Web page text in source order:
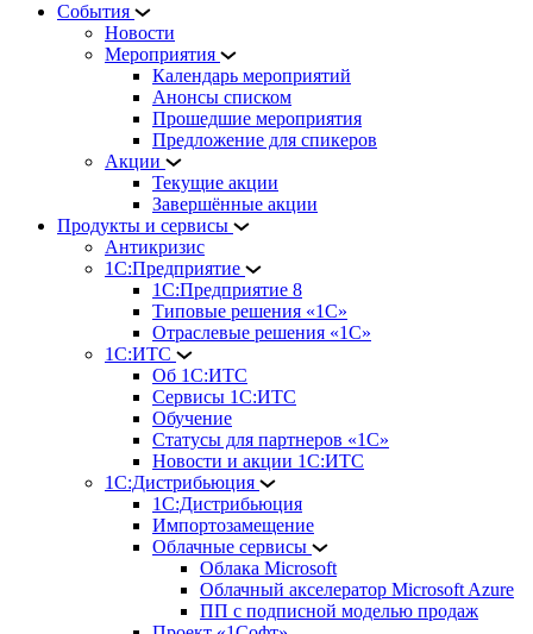
События
Новости
Мероприятия
Календарь мероприятий
Анонсы списком
Прошедшие мероприятия
Предложение для спикеров
Акции
Текущие акции
Завершённые акции
Продукты и сервисы
Антикризис
1С:Предприятие
1С:Предприятие 8
Типовые решения «1С»
Отраслевые решения «1С»
1С:ИТС
Об 1С:ИТС
Сервисы 1С:ИТС
Обучение
Статусы для партнеров «1С»
Новости и акции 1С:ИТС
1С:Дистрибьюция
1С:Дистрибьюция
Импортозамещение
Облачные сервисы
Облака Microsoft
Облачный акселератор Microsoft Azure
ПП с подписной моделью продаж